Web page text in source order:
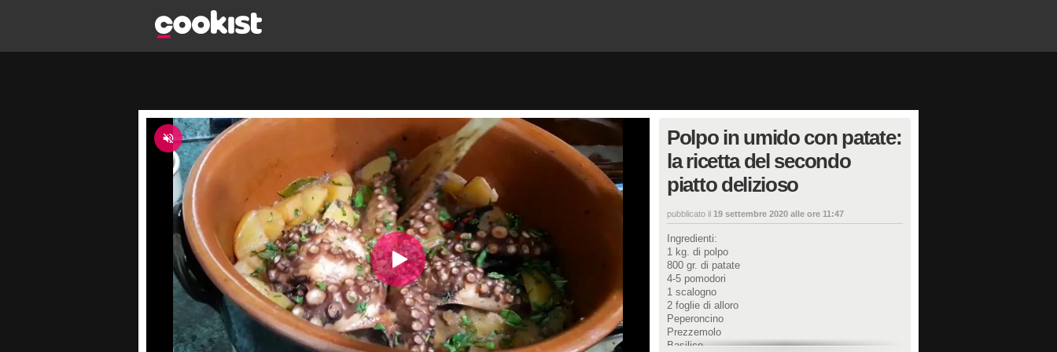
Polpo in umido con patate:
la ricetta del secondo
piatto delizioso
pubblicato il 19 settembre 2020 alle ore 11:47
Ingredienti:
1 kg. di polpo
800 gr. di patate
4-5 pomodori
1 scalogno
2 foglie di alloro
Peperoncino
Prezzemolo
Basilico